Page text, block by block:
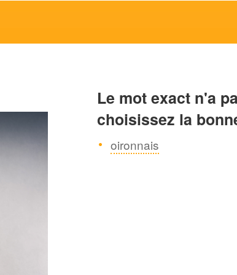
Le mot exact n'a
choisissez la
oironnais